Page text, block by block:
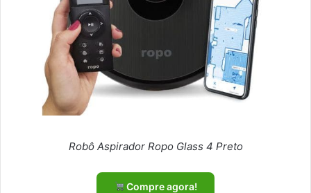
Robô Aspirador Ropo Glass 4 Preto
Compre agora!